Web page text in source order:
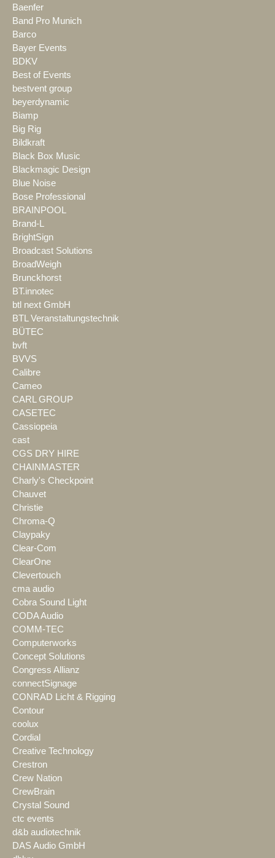
Baenfer
Band Pro Munich
Barco
Bayer Events
BDKV
Best of Events
bestvent group
beyerdynamic
Biamp
Big Rig
Bildkraft
Black Box Music
Blackmagic Design
Blue Noise
Bose Professional
BRAINPOOL
Brand-L
BrightSign
Broadcast Solutions
BroadWeigh
Brunckhorst
BT.innotec
btl next GmbH
BTL Veranstaltungstechnik
BÜTEC
bvft
BVVS
Calibre
Cameo
CARL GROUP
CASETEC
Cassiopeia
cast
CGS DRY HIRE
CHAINMASTER
Charly's Checkpoint
Chauvet
Christie
Chroma-Q
Claypaky
Clear-Com
ClearOne
Clevertouch
cma audio
Cobra Sound Light
CODA Audio
COMM-TEC
Computerworks
Concept Solutions
Congress Allianz
connectSignage
CONRAD Licht & Rigging
Contour
coolux
Cordial
Creative Technology
Crestron
Crew Nation
CrewBrain
Crystal Sound
ctc events
d&b audiotechnik
DAS Audio GmbH